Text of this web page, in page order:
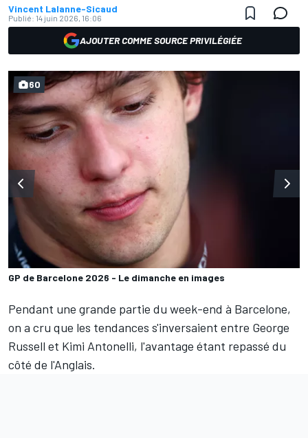
Vincent Lalanne-Sicaud
Publié: 14 juin 2026, 16:06
AJOUTER COMME SOURCE PRIVILÉGIÉE
GP de Barcelone 2026 - Le dimanche en images
60
Pendant une grande partie du week-end à Barcelone,
on a cru que les tendances s'inversaient entre George
Russell et Kimi Antonelli, l'avantage étant repassé du
côté de l'Anglais.